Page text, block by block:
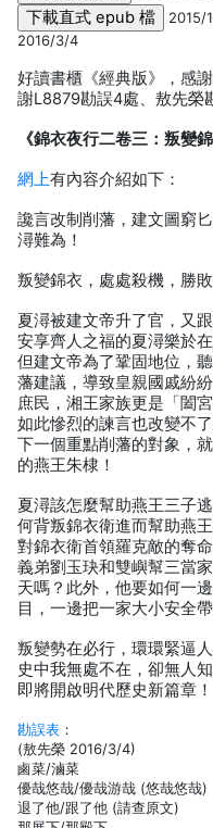
2015/
2016/3/4
好讀書櫃《經典版》，感
謝L8879勘誤4處、敖先榮
《錦衣夜行二卷三：叛變
網上有內容介紹如下：
讒言改制削藩，建文圖窮
潯難為！
叛變錦衣，處處殺機，勝
夏潯被建文帝升了官，又
安享齊人之福的夏潯樂於
但建文帝為了鞏固地位，
藩建議，導致皇親國戚紛
庶民，湘王家族更是「闔
如此慘烈的諫言也改變不
下一個重點削藩的對象，
的燕王朱棣！
夏潯該怎麼幫助燕王三子
何背叛錦衣衛進而幫助燕
對錦衣衛首領羅克敵的奪
義弟劉玉玦和雙嶼幫三當
天嗎？此外，他要如何一
目，一邊把一家大小安全
叛變勢在必行，環環緊逼
史中我無處不在，卻無人
即將開啟明代歷史新篇章！
勘誤表 ：
(敖先榮 2016/3/4)
鹵菜/滷菜
優哉悠哉/優哉游哉 (悠哉悠哉)
退了他/跟了他 (請查原文)